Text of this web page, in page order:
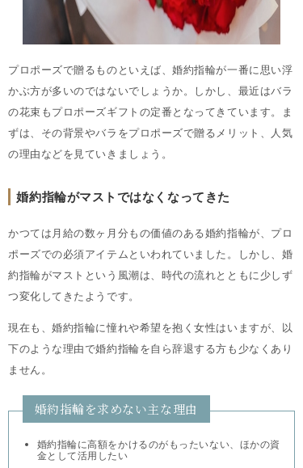
プロポーズで贈るものといえば、婚約指輪が一番に思い浮
かぶ方が多いのではないでしょうか。しかし、最近はバラ
の花束もプロポーズギフトの定番となってきています。ま
ずは、その背景やバラをプロポーズで贈るメリット、人気
の理由などを見ていきましょう。
婚約指輪がマストではなくなってきた
かつては月給の数ヶ月分もの価値のある婚約指輪が、プロ
ポーズでの必須アイテムといわれていました。しかし、婚
約指輪がマストという風潮は、時代の流れとともに少しず
つ変化してきたようです。
現在も、婚約指輪に憧れや希望を抱く女性はいますが、以
下のような理由で婚約指輪を自ら辞退する方も少なくあり
ません。
婚約指輪を求めない主な理由
婚約指輪に高額をかけるのがもったいない、ほかの資
金として活用したい